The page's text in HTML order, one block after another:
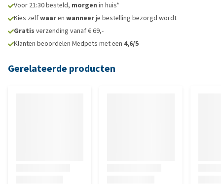
Voor 21:30 besteld, morgen in huis*
Kies zelfwaaren wanneerje bestelling bezorgd wordt
Gratis verzending vanaf € 69,-
Klanten beoordelen Medpets met een 4,6/5
Gerelateerde producten